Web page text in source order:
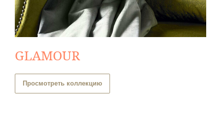
GLAMOUR
Просмотреть коллекцию